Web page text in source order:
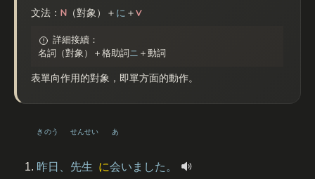
文法： N （對象）＋ に ＋V
詳細接續：
名詞（對象）＋格助詞 ニ ＋動詞
表單向作用的對象，即單方面的動作。
昨日
きのう
先生
せんせい
に会
あ
いました。